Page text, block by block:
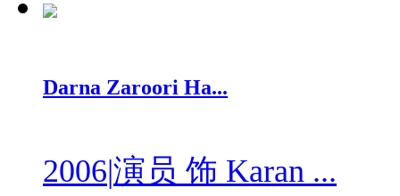
Darna Zaroori Ha...
2006|演员 饰 Karan ...